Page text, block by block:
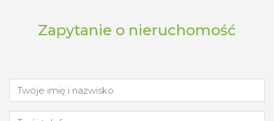
Zapytanie o nieruchomość